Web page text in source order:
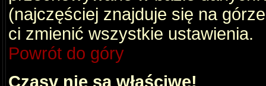
(najczęściej znajduje się na
ci zmienić wszystkie ustawienia.
Powrót do góry
Czasy nie są właściwe!